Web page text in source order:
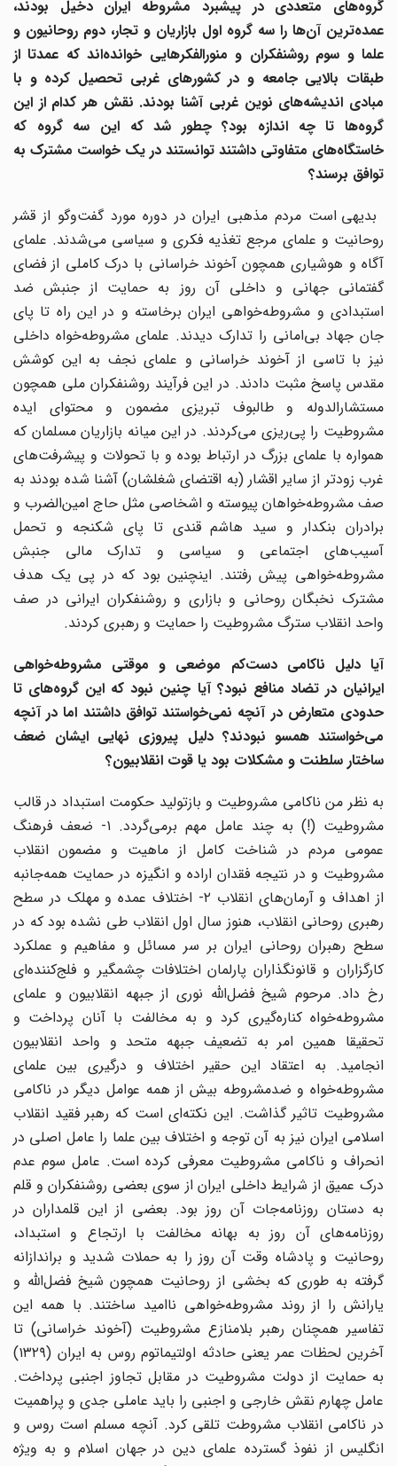
گروه‌های متعددی در پیشبرد مشروطه ایران دخیل بودند،
عمده‌ترین آن‌ها را سه گروه اول بازاریان و تجار، دوم روحانیون و
علما و سوم روشنفکران و منورالفکرهایی خوانده‌اند که عمدتا از
طبقات بالایی جامعه و در کشورهای غربی تحصیل کرده و با
مبادی اندیشه‌های نوین غربی آشنا بودند. نقش هر کدام از این
گروه‌ها تا چه اندازه بود؟ چطور شد که این سه گروه که
خاستگاه‌های متفاوتی داشتند توانستند در یک خواست مشترک به
توافق برسند؟
بدیهی است مردم مذهبی ایران در دوره مورد گفت‌وگو از قشر
روحانیت و علمای مرجع تغذیه فکری و سیاسی می‌شدند. علمای
آگاه و هوشیاری همچون آخوند خراسانی با درک کاملی از فضای
گفتمانی جهانی و داخلی آن روز به حمایت از جنبش ضد
استبدادی و مشروطه‌خواهی ایران برخاسته و در این راه تا پای
جان جهاد بی‌امانی را تدارک دیدند. علمای مشروطه‌خواه داخلی
نیز با تاسی از آخوند خراسانی و علمای نجف به این کوشش
مقدس پاسخ مثبت دادند. در این فرآیند روشنفکران ملی همچون
مستشارالدوله و طالبوف تبریزی مضمون و محتوای ایده
مشروطیت را پی‌ریزی می‌کردند. در این میانه بازاریان مسلمان که
همواره با علمای بزرگ در ارتباط بوده و با تحولات و پیشرفت‌های
غرب زود‌تر از سایر اقشار (به اقتضای شغلشان) آشنا شده بودند به
صف مشروطه‌خواهان پیوسته و اشخاصی مثل حاج امین‌الضرب و
برادران بنکدار و سید هاشم قندی تا پای شکنجه و تحمل
آسیب‌های اجتماعی و سیاسی و تدارک مالی جنبش
مشروطه‌خواهی پیش رفتند. اینچنین بود که در پی یک هدف
مشترک نخبگان روحانی و بازاری و روشنفکران ایرانی در صف
واحد انقلاب سترگ مشروطیت را حمایت و رهبری کردند.
آیا دلیل ناکامی دست‌کم‌ موضعی و موقتی مشروطه‌خواهی
ایرانیان در تضاد منافع نبود؟ آیا چنین نبود که این گروه‌های تا
حدودی متعارض در آنچه نمی‌خواستند توافق داشتند اما در آنچه
می‌خواستند همسو نبودند؟ دلیل پیروزی نهایی ایشان ضعف
ساختار سلطنت و مشکلات بود یا قوت انقلابیون؟
به نظر من ناکامی مشروطیت و بازتولید حکومت استبداد در قالب
مشروطیت (!) به چند عامل مهم برمی‌گردد. ۱- ضعف فرهنگ
عمومی مردم در شناخت کامل از ماهیت و مضمون انقلاب
مشروطیت و در نتیجه فقدان اراده و انگیزه در حمایت همه‌جانبه
از اهداف و آرمان‌های انقلاب ۲- اختلاف عمده و مهلک در سطح
رهبری روحانی انقلاب، هنوز سال اول انقلاب طی نشده بود که در
سطح رهبران روحانی ایران بر سر مسائل و مفاهیم و عملکرد
کارگزاران و قانونگذاران پارلمان اختلافات چشمگیر و فلج‌کننده‌ای
رخ داد. مرحوم شیخ فضل‌الله نوری از جبهه انقلابیون و علمای
مشروطه‌خواه کناره‌گیری کرد و به مخالفت با آنان پرداخت و
تحقیقا همین امر به تضعیف جبهه متحد و واحد انقلابیون
انجامید. به اعتقاد این حقیر اختلاف و درگیری بین علمای
مشروطه‌خواه و ضدمشروطه بیش از همه عوامل دیگر در ناکامی
مشروطیت تاثیر گذاشت. این نکته‌ای است که رهبر فقید انقلاب
اسلامی ایران نیز به آن توجه و اختلاف بین علما را عامل اصلی در
انحراف و ناکامی مشروطیت معرفی کرده است. عامل سوم عدم
درک عمیق از شرایط داخلی ایران از سوی بعضی روشنفکران و قلم
به دستان روزنامه‌جات آن روز بود. بعضی از این قلمداران در
روزنامه‌های آن روز به بهانه مخالفت با ارتجاع و استبداد،
روحانیت و پادشاه وقت آن روز را به حملات شدید و براندازانه
گرفته به طوری که بخشی از روحانیت همچون شیخ فضل‌الله و
یارانش را از روند مشروطه‌خواهی ناامید ساختند. با همه این
تفاسیر همچنان رهبر بلامنازع مشروطیت (آخوند خراسانی) تا
آخرین لحظات عمر یعنی حادثه اولتیماتوم روس به ایران (۱۳۲۹)
به حمایت از دولت مشروطیت در مقابل تجاوز اجنبی پرداخت.
عامل چهارم نقش خارجی و اجنبی را باید عاملی جدی و پراهمیت
در ناکامی انقلاب مشروطت تلقی کرد. آنچه مسلم است روس و
انگلیس از نفوذ گسترده علمای دین در جهان اسلام و به ویژه